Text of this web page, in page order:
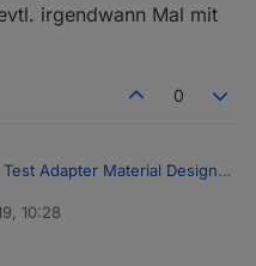
irgendwann Mal mit
0
Test Adapter Material Design
10:28